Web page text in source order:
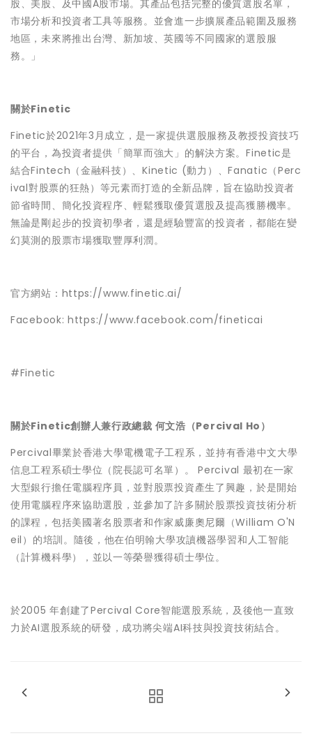
股、美股、及中國A股市場。其產品包括完整的優質選股名單，
市場分析和投資者工具等服務。並會進一步擴展產品範圍及服務
地區，未來將推出台灣、新加坡、英國等不同國家的選股服
務。」
關於Finetic
Finetic於2021年3月成立，是一家提供選股服務及教授投資技巧
的平台，為投資者提供「簡單而強大」的解決方案。Finetic是
結合Fintech（金融科技）、Kinetic (動力）、Fanatic（Perc
ival對股票的狂熱）等元素而打造的全新品牌，旨在協助投資者
節省時間、簡化投資程序、輕鬆獲取優質選股及提高獲勝機率。
無論是剛起步的投資初學者，還是經驗豐富的投資者，都能在變
幻莫測的股票市場獲取豐厚利潤。
官方網站： https://www.finetic.ai/
Facebook: https://www.facebook.com/fineticai
#Finetic
關於Finetic創辦人兼行政總裁 何文浩（Percival Ho）
Percival畢業於香港大學電機電子工程系，並持有香港中文大學
信息工程系碩士學位（院長認可名單）。 Percival 最初在一家
大型銀行擔任電腦程序員，並對股票投資產生了興趣，於是開始
使用電腦程序來協助選股，並參加了許多關於股票投資技術分析
的課程，包括美國著名股票者和作家威廉奧尼爾（William O'N
eil）的培訓。隨後，他在伯明翰大學攻讀機器學習和人工智能
（計算機科學），並以一等榮譽獲得碩士學位。
於2005 年創建了Percival Core智能選股系統，及後他一直致
力於AI選股系統的研發，成功將尖端AI科技與投資技術結合。